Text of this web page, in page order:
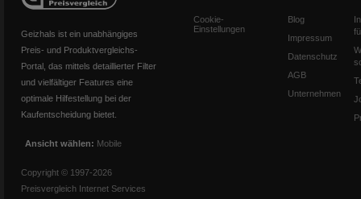
Geizhals ist ein unabhängiges
Preis- und Produktvergleichs-
Portal, das mittels detaillierter Filter
und vielfältiger Features eine
optimale Hilfestellung bei der
Kaufentscheidung bietet.
Ansicht wählen: Mobile
Copyright © 1997-2026
Preisvergleich Internet Services
Cookie-
Einstellungen
Blog
Impressum
Datenschutz
AGB
Unternehmen